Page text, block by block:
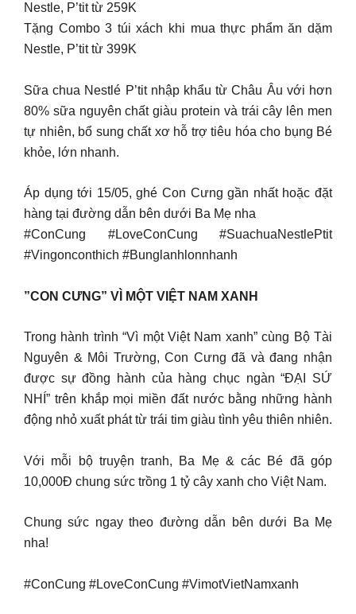
Nestle, P’tit từ 259K
Tặng Combo 3 túi xách khi mua thực phẩm ăn dặm
Nestle, P’tit từ 399K
Sữa chua Nestlé P’tit nhập khẩu từ Châu Âu với hơn
80% sữa nguyên chất giàu protein và trái cây lên men
tự nhiên, bổ sung chất xơ hỗ trợ tiêu hóa cho bụng Bé
khỏe, lớn nhanh.
Áp dụng tới 15/05, ghé Con Cưng gần nhất hoặc đặt
hàng tại đường dẫn bên dưới Ba Mẹ nha
#ConCung #LoveConCung #SuachuaNestlePtit
#Vingonconthich #Bunglanhlonnhanh
”CON CƯNG” VÌ MỘT VIỆT NAM XANH
Trong hành trình “Vì một Việt Nam xanh” cùng Bộ Tài
Nguyên & Môi Trường, Con Cưng đã và đang nhận
được sự đồng hành của hàng chục ngàn “ĐẠI SỨ
NHÍ” trên khắp mọi miền đất nước bằng những hành
động nhỏ xuất phát từ trái tim giàu tình yêu thiên nhiên.
Với mỗi bộ truyện tranh, Ba Mẹ & các Bé đã góp
10,000Đ chung sức trồng 1 tỷ cây xanh cho Việt Nam.
Chung sức ngay theo đường dẫn bên dưới Ba Mẹ
nha!
#ConCung #LoveConCung #VimotVietNamxanh